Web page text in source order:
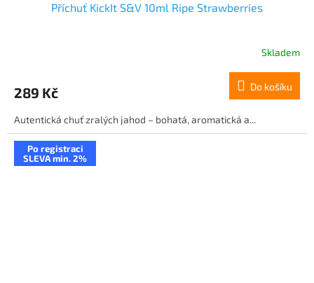
Příchuť KickIt S&V 10ml Ripe Strawberries
Skladem
289 Kč Do košíku
Autentická chuť zralých jahod – bohatá, aromatická a...
Po registraci
SLEVA min. 2%